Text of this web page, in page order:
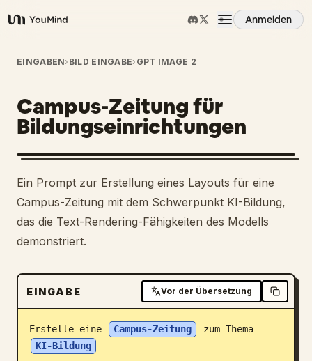
YouMind
Anmelden
Übersicht
Anwendungsfälle
Fähigkeiten
Prompts
Preise
Download
Blog
EINGABEN› BILD EINGABE› GPT IMAGE 2
Campus-Zeitung für
Bildungseinrichtungen
Ein Prompt zur Erstellung eines Layouts für eine
Campus-Zeitung mit dem Schwerpunkt KI-Bildung,
das die Text-Rendering-Fähigkeiten des Modells
demonstriert.
EINGABE Vor der Übersetzung
Erstelle eine Campus-Zeitung
zum Thema
KI-Bildung